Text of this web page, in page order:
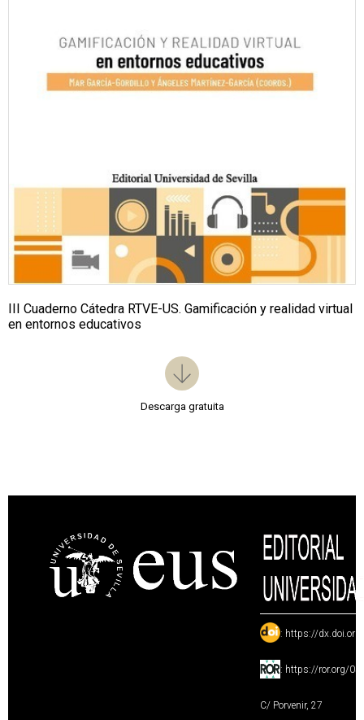
III Cuaderno Cátedra RTVE-US. Gamificación y realidad virtual
en entornos educativos
Descarga gratuita
: https://
: https://ror.org/
C/ Porvenir, 27